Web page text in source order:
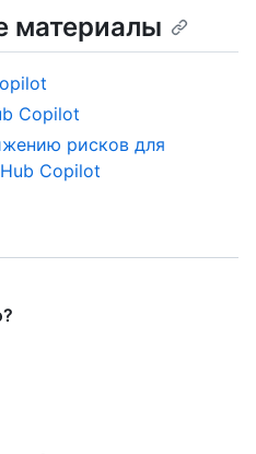
материалы
Copilot
рисков для
Copilot